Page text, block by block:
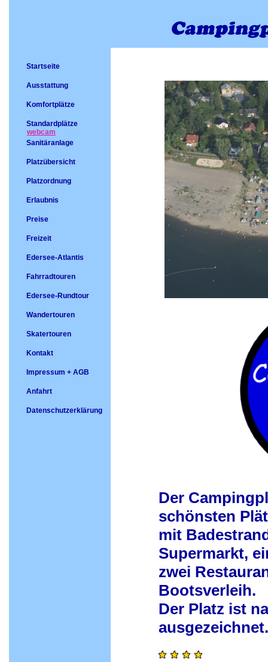
Startseite
Ausstattung
Komfortplätze
Standardplätze
Sanitäranlage
Platzübersicht
Platzordnung
Erlaubnis
Preise
Freizeit
Edersee-Atlantis
Fahrradtouren
Edersee-Rundtour
Wandertouren
Skatertouren
Kontakt
Impressum + AGB
Anfahrt
Datenschutzerklärung
webcam
Der
schönsten
mit
Supermarkt,
zwei
Bootsverleih.
Der Platz ist
ausgezeichnet.